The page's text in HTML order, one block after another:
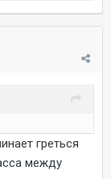
греться
между